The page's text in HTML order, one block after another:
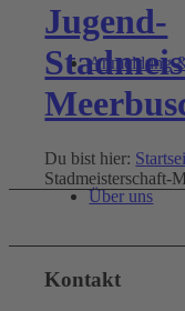
Anmeldung
Über uns
Jugend-
Du bist hier:
Stadmeisterschaft-
Kontakt